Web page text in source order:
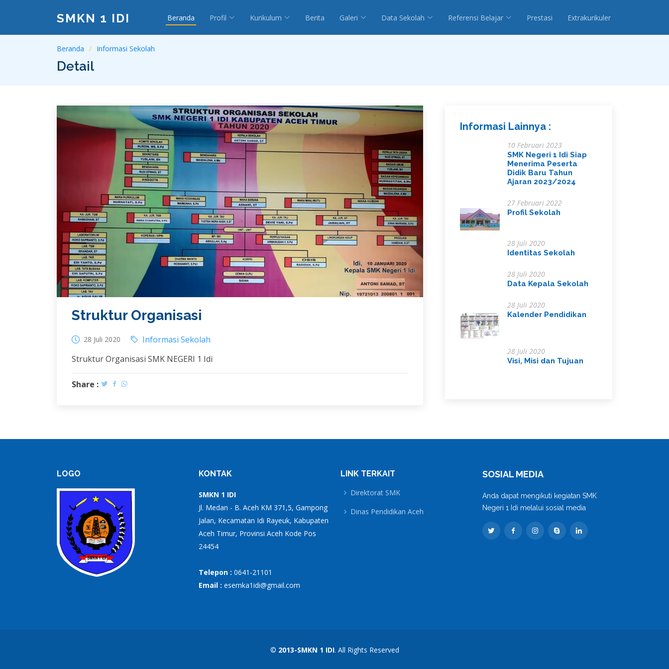
SMKN 1 IDI Beranda Profil Kurikulum Berita Galeri Data Sekolah Referensi Belajar Prestasi Extrakurikuler
Beranda Informasi Sekolah
Detail
Struktur Organisasi
28 Juli 2020
Informasi Sekolah
Struktur Organisasi SMK NEGERI 1 Idi
Share :
Informasi Lainnya :
10 Februari 2023
SMK Negeri 1 Idi Siap
Menerima Peserta
Didik Baru Tahun
Ajaran 2023/2024
27 Februari 2022
Profil Sekolah
28 Juli 2020
Identitas Sekolah
28 Juli 2020
Data Kepala Sekolah
28 Juli 2020
Kalender Pendidikan
28 Juli 2020
Visi, Misi dan Tujuan
LOGO KONTAK
SMKN 1 IDI
Jl. Medan - B. Aceh KM 371,5, Gampong
Jalan, Kecamatan Idi Rayeuk, Kabupaten
Aceh Timur, Provinsi Aceh Kode Pos
24454
Telepon : 0641-21101
Email : esemka1idi@gmail.com
LINK TERKAIT
Direktorat SMK
Dinas Pendidikan Aceh
SOSIAL MEDIA
Anda dapat mengikuti kegiatan SMK
Negeri 1 Idi melalui sosial media
© 2013-SMKN 1 IDI. All Rights Reserved